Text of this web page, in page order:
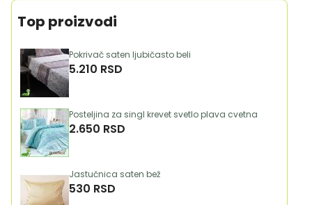
Top proizvodi
Pokrivač saten ljubičasto beli
5.210 RSD
Posteljina za singl krevet svetlo plava cvetna
2.650 RSD
Jastučnica saten bež
530 RSD